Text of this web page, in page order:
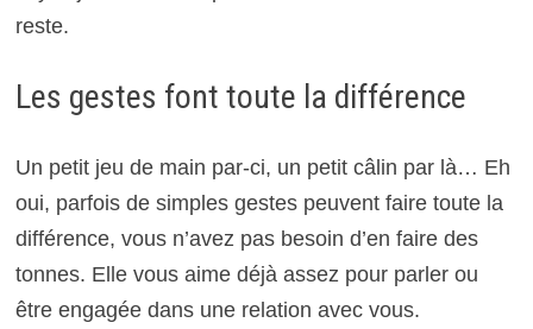
reste.
Les gestes font toute la différence
Un petit jeu de main par-ci, un petit câlin par là… Eh
oui, parfois de simples gestes peuvent faire toute la
différence, vous n’avez pas besoin d’en faire des
tonnes. Elle vous aime déjà assez pour parler ou
être engagée dans une relation avec vous.